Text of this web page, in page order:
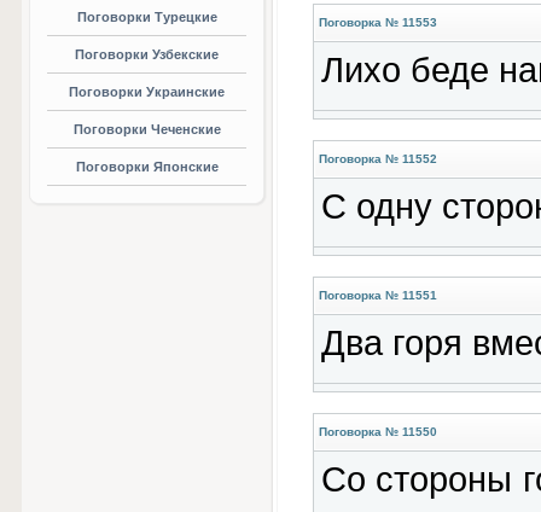
Поговорки Турецкие
Поговорки Узбекские
Поговорки Украинские
Поговорки Чеченские
Поговорки Японские
Поговорка № 11553
Лихо беде
Поговорка № 11552
С одну
Поговорка № 11551
Два горя
Поговорка № 11550
Со стороны